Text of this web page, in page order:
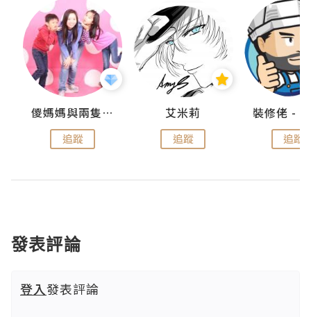
儍媽媽與兩隻小魔怪之家
追蹤
艾米莉
追蹤 追蹤
發表評論
登入發表評論